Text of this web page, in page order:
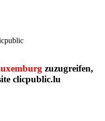
zuzugreifen,
clicpublic.lu